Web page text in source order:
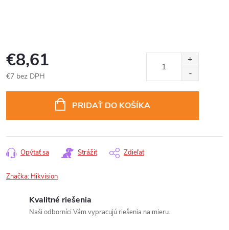
€8,61
€7 bez DPH
PRIDAŤ DO KOŠÍKA
Opýtať sa Strážiť Zdieľať
Značka: Hikvision
Kvalitné riešenia
Naši odborníci Vám vypracujú riešenia na mieru.